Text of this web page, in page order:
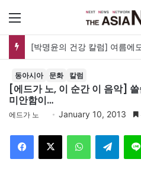
동아시아 문화 칼럼
[에드가 노, 이 순간 이 음악]
미안함이…
에드가 노 January 10, 2013
Telegram